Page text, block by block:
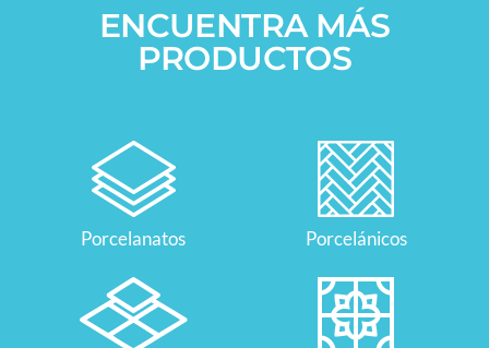
ENCUENTRA MÁS
PRODUCTOS
Porcelanatos Porcelánicos